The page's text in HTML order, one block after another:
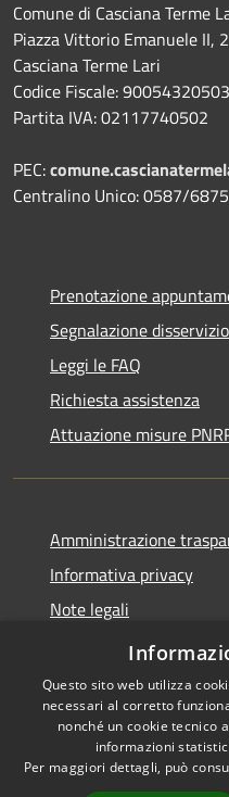
Comune di Casciana Terme
Piazza Vittorio Emanuele II,
Casciana Terme Lari
Codice Fiscale: 90054320503
Partita IVA: 02117740502
PEC:
Centralino Unico: 0587/
Prenotazione
Segnalazione disservizio
Leggi le FAQ
Richiesta assistenza
Attuazione misure
Amministrazione
Informativa privacy
Note legali
Dichiarazione di
Accessibilità
Questo sito web utilizza
necessari al corretto
nonché un cookie tecnico
informazioni
Per maggiori dettagli, può